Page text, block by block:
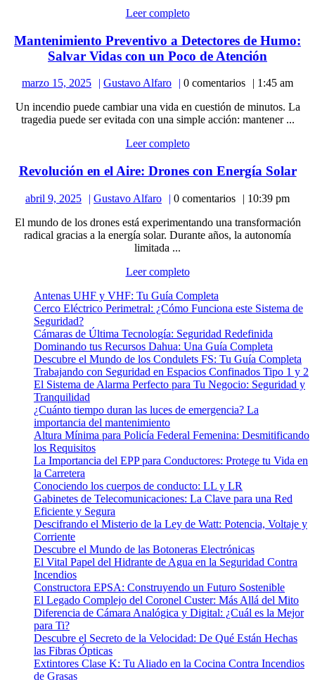
la
Mejor
para
Ti?
Leer completoLeer
Mantenimiento Preventivo a Detectores de Humo:
Salvar Vidas con un Poco de Atención
a
de
Vidas
con
un
de
marzo 15, 2025
marzo
2025
Gustavo Alfaro
Gustavo
0 comentarios
1:45 am
Un incendio puede cambiar una vida en cuestión de minutos. La
tragedia puede ser evitada con una simple acción: mantener ...
Leer completoLeer
Revolución en el Aire: Drones con Energía Solar
abril 9, 2025
abril
2025
Gustavo Alfaro
Gustavo
0 comentarios
10:39 pm
El mundo de los drones está experimentando una transformación
radical gracias a la energía solar. Durante años, la autonomía
limitada ...
Leer completoLeer
Antenas UHF y VHF: Tu Guía Completa
Cerco Eléctrico Perimetral: ¿Cómo Funciona este Sistema de
Seguridad?
Cámaras de Última Tecnología: Seguridad Redefinida
Dominando tus Recursos Dahua: Una Guía Completa
Descubre el Mundo de los Condulets FS: Tu Guía Completa
Trabajando con Seguridad en Espacios Confinados Tipo 1 y 2
El Sistema de Alarma Perfecto para Tu Negocio: Seguridad y
Tranquilidad
¿Cuánto tiempo duran las luces de emergencia? La
importancia del mantenimiento
Altura Mínima para Policía Federal Femenina: Desmitificando
los Requisitos
La Importancia del EPP para Conductores: Protege tu Vida en
la Carretera
Conociendo los cuerpos de conducto: LL y LR
Gabinetes de Telecomunicaciones: La Clave para una Red
Eficiente y Segura
Descifrando el Misterio de la Ley de Watt: Potencia, Voltaje y
Corriente
Descubre el Mundo de las Botoneras Electrónicas
El Vital Papel del Hidrante de Agua en la Seguridad Contra
Incendios
Constructora EPSA: Construyendo un Futuro Sostenible
El Legado Complejo del Coronel Custer: Más Allá del Mito
Diferencia de Cámara Analógica y Digital: ¿Cuál es la Mejor
para Ti?
Descubre el Secreto de la Velocidad: De Qué Están Hechas
las Fibras Ópticas
Extintores Clase K: Tu Aliado en la Cocina Contra Incendios
de Grasas